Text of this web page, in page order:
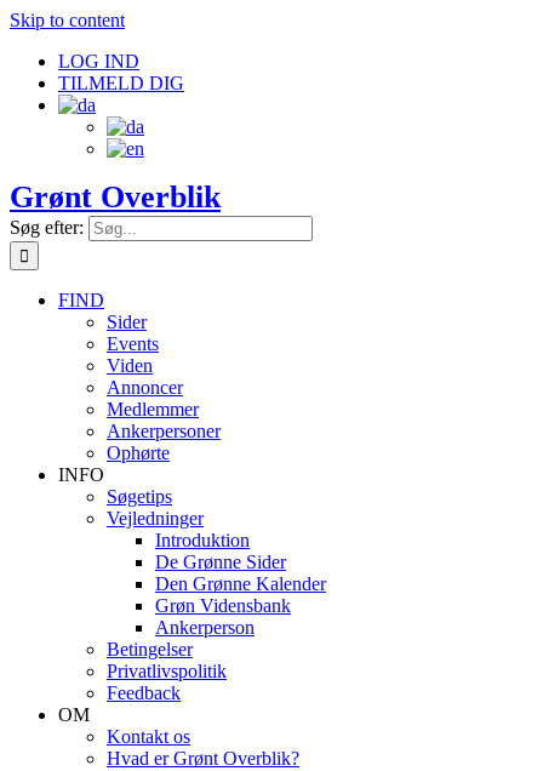
Skip to content
LOG IND
TILMELD DIG
Grønt Overblik
Søg efter:
FIND
Sider
Events
Viden
Annoncer
Medlemmer
Ankerpersoner
Ophørte
INFO
Søgetips
Vejledninger
Introduktion
De Grønne Sider
Den Grønne Kalender
Grøn Vidensbank
Ankerperson
Betingelser
Privatlivspolitik
Feedback
OM
Kontakt os
Hvad er Grønt Overblik?